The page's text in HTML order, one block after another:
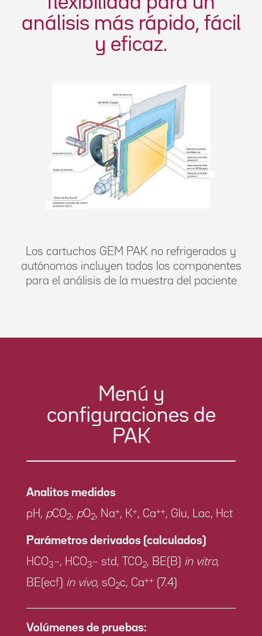
análisis más rápido, fácil
y eficaz.
Los cartuchos GEM PAK no refrigerados y
autónomos incluyen todos los componentes
para el análisis de la muestra del paciente
Menú y
configuraciones de
PAK
Analitos medidos
pH, pCO2, pO2, Na+, K+, Ca++, Glu, Lac, Hct
Parámetros derivados (calculados)
HCO3–, HCO3– std, TCO2, BE(B) in vitro,
BE(ecf) in vivo, sO2c, Ca++ (7.4)
Volúmenes de pruebas: